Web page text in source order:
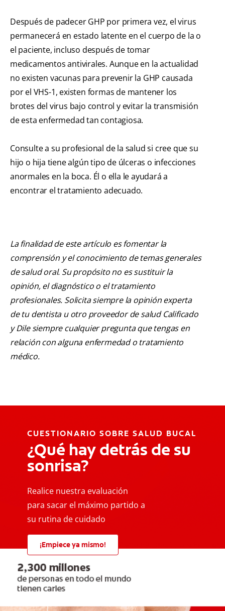
Después de padecer GHP por primera vez, el virus
permanecerá en estado latente en el cuerpo de la o
el paciente, incluso después de tomar
medicamentos antivirales. Aunque en la actualidad
no existen vacunas para prevenir la GHP causada
por el VHS-1, existen formas de mantener los
brotes del virus bajo control y evitar la transmisión
de esta enfermedad tan contagiosa.
Consulte a su profesional de la salud si cree que su
hijo o hija tiene algún tipo de úlceras o infecciones
anormales en la boca. Él o ella le ayudará a
encontrar el tratamiento adecuado.
La finalidad de este artículo es fomentar la
comprensión y el conocimiento de temas generales
de salud oral. Su propósito no es sustituir la
opinión, el diagnóstico o el tratamiento
profesionales. Solicita siempre la opinión experta
de tu dentista u otro proveedor de salud Calificado
y Dile siempre cualquier pregunta que tengas en
relación con alguna enfermedad o tratamiento
médico.
CUESTIONARIO SOBRE SALUD BUCAL
¿Qué hay detrás de su
sonrisa?
Realice nuestra evaluación
para sacar el máximo partido a
su rutina de cuidado
¡Empiece ya mismo!